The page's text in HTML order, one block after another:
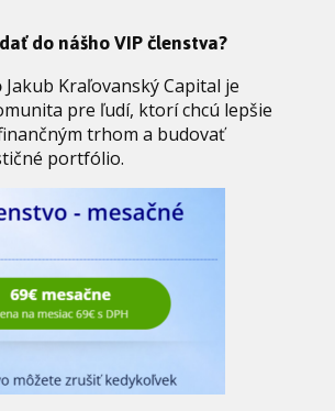
do nášho VIP členstva?
Jakub Kraľovanský Capital je
pre ľudí, ktorí chcú lepšie
trhom a budovať
portfólio.